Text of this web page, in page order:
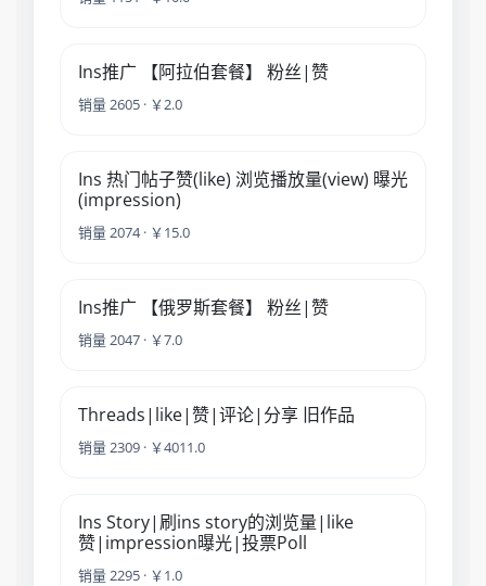
Ins推广 【阿拉伯套餐】 粉丝|赞
销量 2605 · ￥2.0
Ins 热门帖子赞(like) 浏览播放量(view) 曝光
(impression)
销量 2074 · ￥15.0
Ins推广 【俄罗斯套餐】 粉丝|赞
销量 2047 · ￥7.0
Threads|like|赞|评论|分享 旧作品
销量 2309 · ￥4011.0
Ins Story|刷ins story的浏览量|like
赞|impression曝光|投票Poll
销量 2295 · ￥1.0